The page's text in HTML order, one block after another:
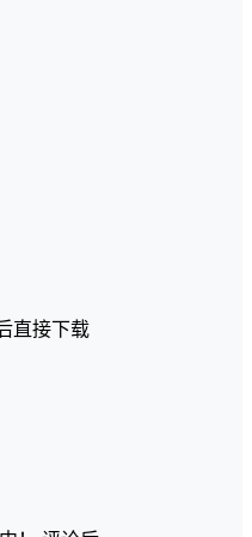
直接下载